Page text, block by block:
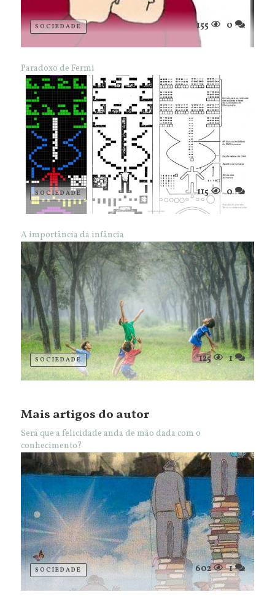
SOCIEDADE 155 0
Paradoxo de Fermi
SOCIEDADE 115 0
A importância da infância
SOCIEDADE 125 1
Mais artigos do autor
Será que a felicidade anda de mão dada com o
conhecimento?
SOCIEDADE 602 1